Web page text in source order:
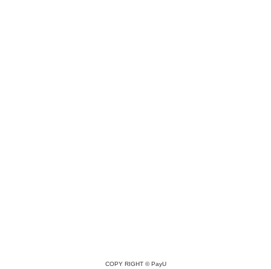
COPY RIGHT ©PayU